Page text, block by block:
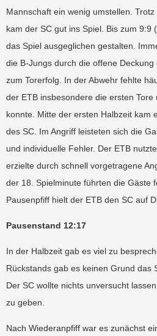
Mannschaft ein wenig umstellen.
kam der SC gut ins Spiel. Bis zum 9:9
das Spiel ausgeglichen gestalten.
die B-Jungs durch die offene
zum Torerfolg. In der Abwehr fehlte
der ETB insbesondere die ersten Tore
konnte. Mitte der ersten Halbzeit kam
des SC. Im Angriff leisteten sich die
und individuelle Fehler. Der ETB
erzielte durch schnell vorgetragene
der 18. Spielminute führten die Gäste
Pausenpfiff hielt der ETB den SC auf
Pausenstand 12:17
In der Halbzeit gab es viel zu
Rückstands gab es keinen Grund das
Der SC wollte nichts unversucht
zu geben.
Nach Wiederanpfiff war es zunächst